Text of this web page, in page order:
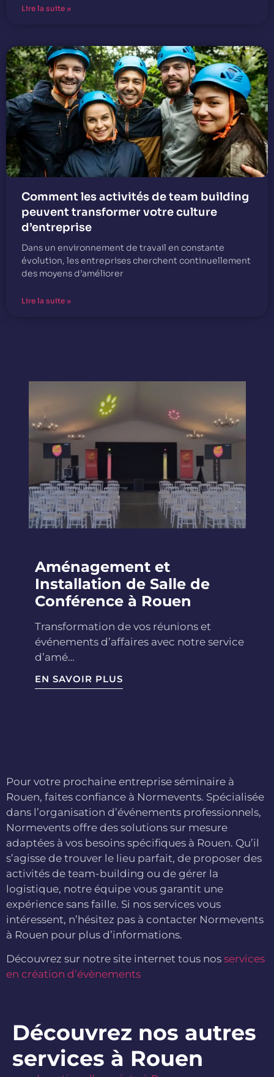
Lire la suite »
Comment les activités de team building
peuvent transformer votre culture
d’entreprise
Dans un environnement de travail en constante
évolution, les entreprises cherchent continuellement
des moyens d’améliorer
Lire la suite »
Aménagement et
Installation de Salle de
Conférence à Rouen
Transformation de vos réunions et
événements d’affaires avec notre service
d’amé…
EN SAVOIR PLUS
Pour votre prochaine entreprise séminaire à
Rouen, faites confiance à Normevents. Spécialisée
dans l’organisation d’événements professionnels,
Normevents offre des solutions sur mesure
adaptées à vos besoins spécifiques à Rouen. Qu’il
s’agisse de trouver le lieu parfait, de proposer des
activités de team-building ou de gérer la
logistique, notre équipe vous garantit une
expérience sans faille. Si nos services vous
intéressent, n’hésitez pas à contacter Normevents
à Rouen pour plus d’informations.
Découvrez sur notre site internet tous nos services
en création d’évènements
Découvrez nos autres
services à Rouen